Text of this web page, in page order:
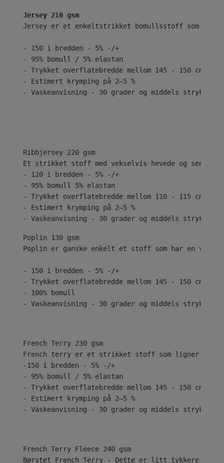
Jersey 210 gsm
Jersey er et enkeltstrikket bomullsstoff som er
- 150 i bredden - 5% -/+
- 95% bomull / 5% elastan
- Trykket overflatebredde mellom 145 - 150 cm
- Estimert krymping på 2–5 %
- Vaskeanvisning - 30 grader og middels stryk
Ribbjersey 220 gsm
Et strikket stoff med vekselvis hevede og
- 120 i bredden - 5% -/+
- 95% bomull 5% elastan
- Trykket overflatebredde mellom 110 - 115 cm
- Estimert krymping på 2–5 %
- Vaskeanvisning - 30 grader og middels stryk
Poplin 130 gsm
Poplin er ganske enkelt et stoff som har en
- 150 i bredden - 5% -/+
- Trykket overflatebredde mellom 145 - 150 cm
- 100% bomull
- Vaskeanvisning - 30 grader og middels stryk
French Terry 230 gsm
French terry er et strikket stoff som ligner på
-150 i bredden - 5% -/+
- 95% bomull / 5% elastan
- Trykket overflatebredde mellom 145 - 150 cm
- Estimert krymping på 2–5 %
- Vaskeanvisning - 30 grader og middels stryk
Børstet French Terry - Dette er litt tykkere med